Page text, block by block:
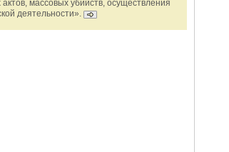
актов, массовых убийств, осуществления
деятельности».